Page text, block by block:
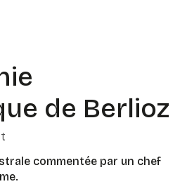
de Berlioz
commentée par un chef